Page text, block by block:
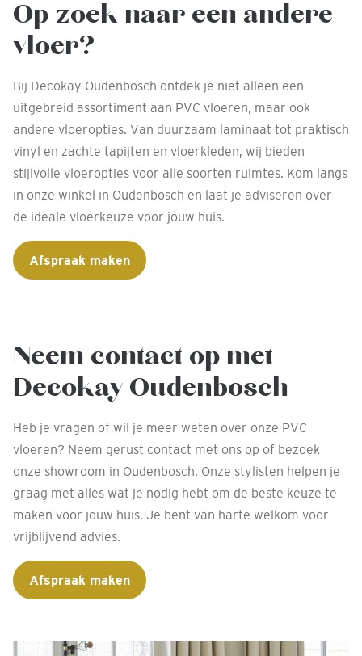
Op zoek naar een andere
vloer?
Bij Decokay Oudenbosch ontdek je niet alleen een
uitgebreid assortiment aan PVC vloeren, maar ook
andere vloeropties. Van duurzaam laminaat tot praktisch
vinyl en zachte tapijten en vloerkleden, wij bieden
stijlvolle vloeropties voor alle soorten ruimtes. Kom langs
in onze winkel in Oudenbosch en laat je adviseren over
de ideale vloerkeuze voor jouw huis.
Afspraak maken
Neem contact op met
Decokay Oudenbosch
Heb je vragen of wil je meer weten over onze PVC
vloeren? Neem gerust contact met ons op of bezoek
onze showroom in Oudenbosch. Onze stylisten helpen je
graag met alles wat je nodig hebt om de beste keuze te
maken voor jouw huis. Je bent van harte welkom voor
vrijblijvend advies.
Afspraak maken